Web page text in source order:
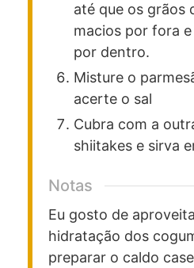
até que os grãos
macios por fora
por dentro.
Misture o
acerte o sal
Cubra com a
shiitakes e sirva
Notas
Eu gosto de
hidratação dos
preparar o caldo